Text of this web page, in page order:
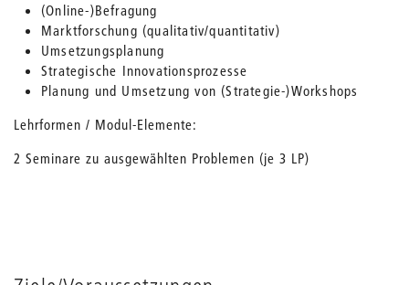
(Online-)Befragung
Marktforschung (qualitativ/quantitativ)
Umsetzungsplanung
Strategische Innovationsprozesse
Planung und Umsetzung von (Strategie-)Workshops
Lehrformen / Modul-Elemente:
2 Seminare zu ausgewählten Problemen (je 3 LP)